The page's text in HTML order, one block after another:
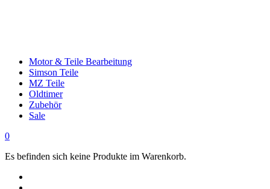
Motor & Teile Bearbeitung
Simson Teile
MZ Teile
Oldtimer
Zubehör
Sale
0
Es befinden sich keine Produkte im Warenkorb.